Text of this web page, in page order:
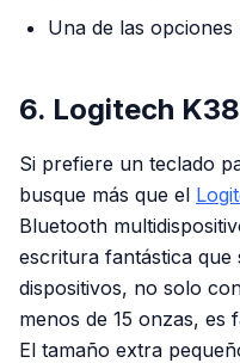
Una de las
6. Logitech
Si prefiere un teclado
busque más que el
Bluetooth
escritura fantástica que
dispositivos, no solo
menos de 15 onzas, es
El tamaño extra